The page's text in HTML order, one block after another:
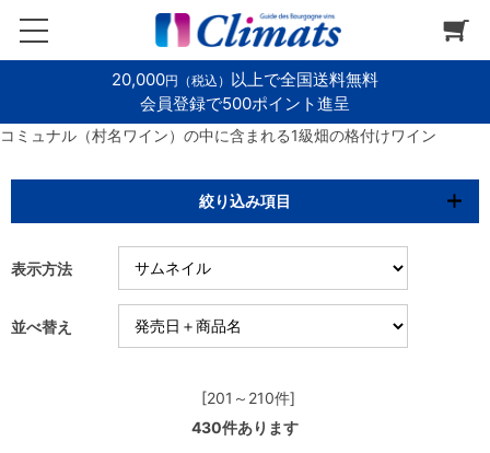
20,000円（税込） 以上で全国送料無料
会員登録で500ポイント進呈
コミュナル（村名ワイン）の中に含まれる1級畑の格付けワイン
絞り込み項目
表示方法
並べ替え
[201～210件]
430件あります